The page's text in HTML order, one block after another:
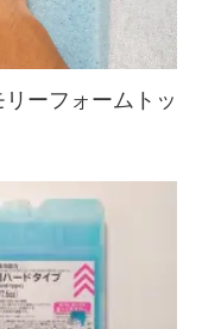
ーフォームトッ